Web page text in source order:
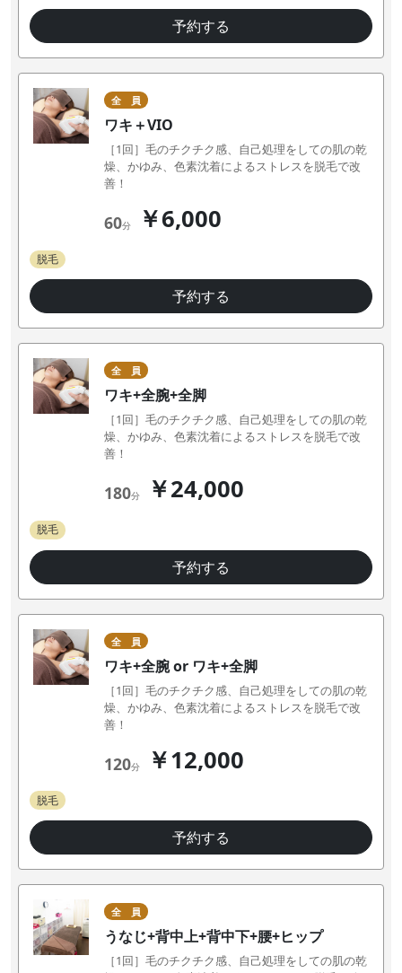
予約する
全 員
ワキ＋VIO
［1回］毛のチクチク感、自己処理をしての肌の乾
燥、かゆみ、色素沈着によるストレスを脱毛で改
善！
60分 ￥6,000
脱毛
予約する
全 員
ワキ+全腕+全脚
［1回］毛のチクチク感、自己処理をしての肌の乾
燥、かゆみ、色素沈着によるストレスを脱毛で改
善！
180分 ￥24,000
脱毛
予約する
全 員
ワキ+全腕 or ワキ+全脚
［1回］毛のチクチク感、自己処理をしての肌の乾
燥、かゆみ、色素沈着によるストレスを脱毛で改
善！
120分 ￥12,000
脱毛
予約する
全 員
うなじ+背中上+背中下+腰+ヒップ
［1回］毛のチクチク感、自己処理をしての肌の乾